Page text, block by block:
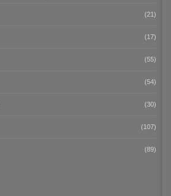
(21)
(17)
(55)
(54)
(30)
(107)
(89)